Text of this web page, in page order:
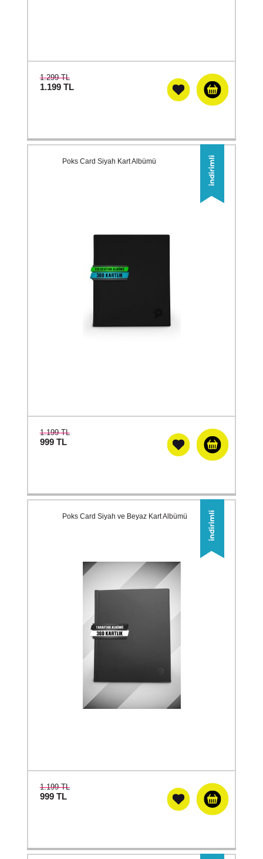
1.299 TL
1.199 TL
Poks Card Siyah Kart Albümü
1.199 TL
999 TL
Poks Card Siyah ve Beyaz Kart Albümü
1.199 TL
999 TL